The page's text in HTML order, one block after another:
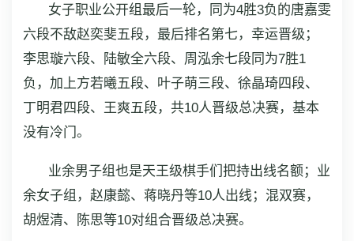
女子职业公开组最后一轮，同为4胜3负的唐嘉雯
六段不敌赵奕斐五段，最后排名第七，幸运晋级；
李思璇六段、陆敏全六段、周泓余七段同为7胜1
负，加上方若曦五段、叶子萌三段、徐晶琦四段、
丁明君四段、王爽五段，共10人晋级总决赛，基本
没有冷门。
业余男子组也是天王级棋手们把持出线名额；业
余女子组，赵康懿、蒋晓丹等10人出线；混双赛，
胡煜清、陈思等10对组合晋级总决赛。